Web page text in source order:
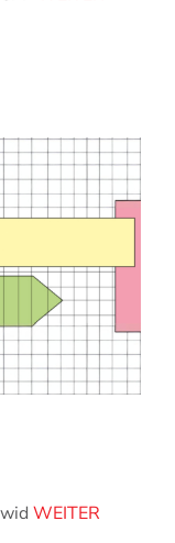
WEITER